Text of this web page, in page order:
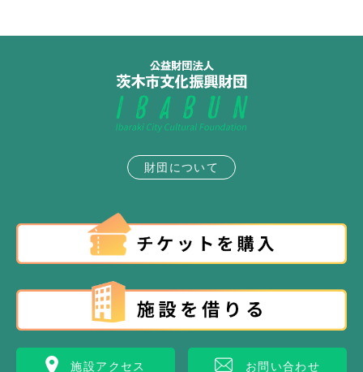
財団について
施設アクセス お問い合わせ